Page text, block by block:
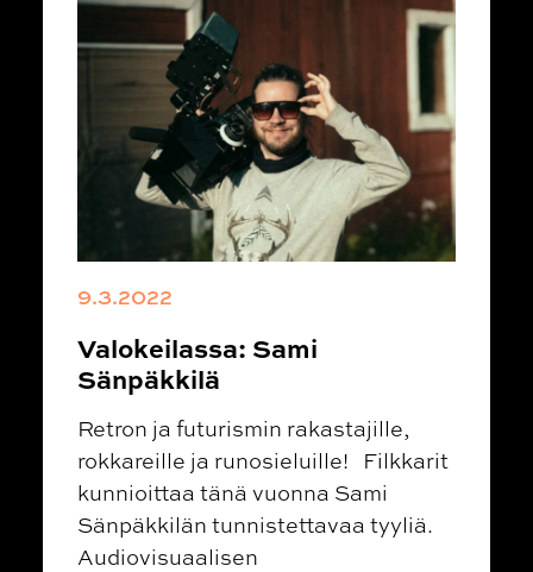
9.3.2022
Valokeilassa: Sami
Sänpäkkilä
Retron ja futurismin rakastajille,
rokkareille ja runosieluille! Filkkarit
kunnioittaa tänä vuonna Sami
Sänpäkkilän tunnistettavaa tyyliä.
Audiovisuaalisen